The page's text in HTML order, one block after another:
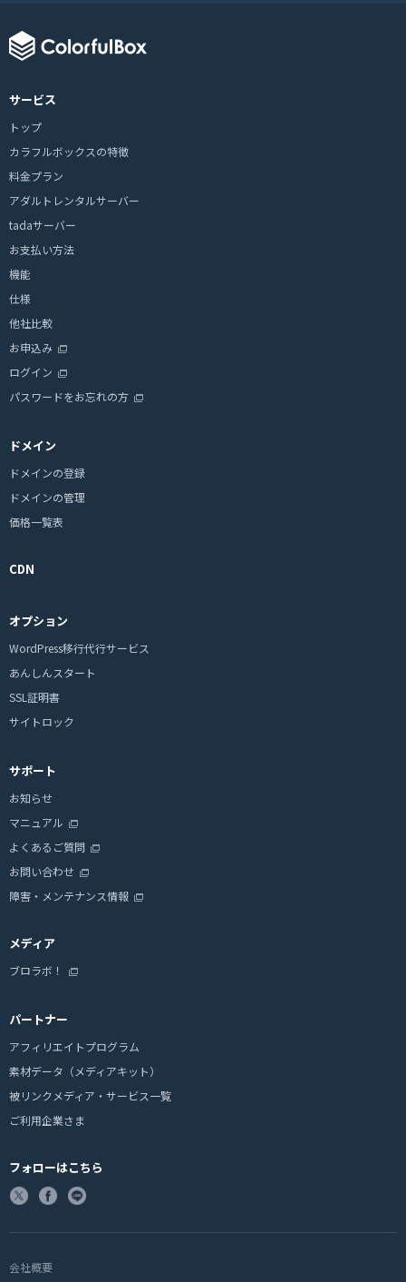
サービス
トップ
カラフルボックスの特徴
料金プラン
アダルトレンタルサーバー
tadaサーバー
お支払い方法
機能
仕様
他社比較
お申込み
ログイン
パスワードをお忘れの方
ドメイン
ドメインの登録
ドメインの管理
価格一覧表
CDN
オプション
WordPress移行代行サービス
あんしんスタート
SSL証明書
サイトロック
サポート
お知らせ
マニュアル
よくあるご質問
お問い合わせ
障害・メンテナンス情報
メディア
ブロラボ！
パートナー
アフィリエイトプログラム
素材データ（メディアキット）
被リンクメディア・サービス一覧
ご利用企業さま
フォローはこちら
会社概要